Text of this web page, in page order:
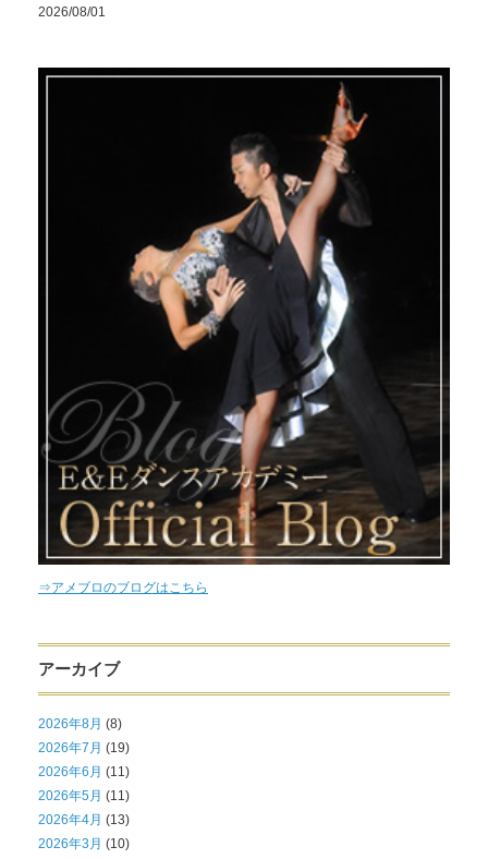
2026/08/01
⇒アメブロのブログはこちら
アーカイブ
2026年8月 (8)
2026年7月 (19)
2026年6月 (11)
2026年5月 (11)
2026年4月 (13)
2026年3月 (10)